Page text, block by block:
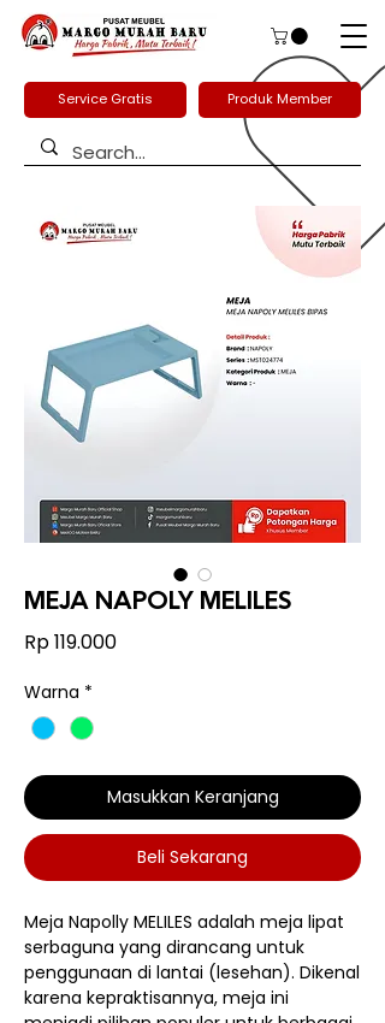
Service Gratis Produk Member
MEJA NAPOLY MELILES
Rp 119.000Harga
Warna *
Masukkan Keranjang
Beli Sekarang
Meja Napolly MELILES adalah meja lipat
serbaguna yang dirancang untuk
penggunaan di lantai (lesehan). Dikenal
karena kepraktisannya, meja ini